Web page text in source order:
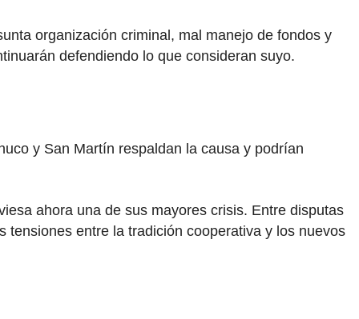
organización criminal, mal manejo de fondos y
defendiendo lo que consideran suyo.
y San Martín respaldan la causa y podrían
ahora una de sus mayores crisis. Entre disputas
entre la tradición cooperativa y los nuevos